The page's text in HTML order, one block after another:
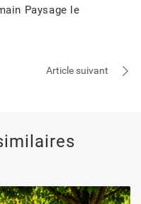
Paysage le
Article suivant